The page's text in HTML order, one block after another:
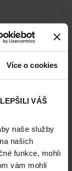
Více o cookies
VÁŠ
naše služby
našich
funkce, mohli
vám mohli
košíku
4,37 Kč/ks
online